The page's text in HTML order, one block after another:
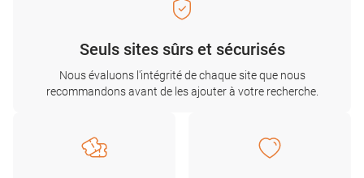
Seuls sites sûrs et sécurisés
Nous évaluons l'intégrité de chaque site que nous
recommandons avant de les ajouter à votre recherche.